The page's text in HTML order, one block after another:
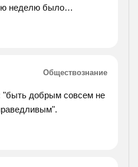
неделю было
сменщик).
Обществознание
"быть добрым совсем не